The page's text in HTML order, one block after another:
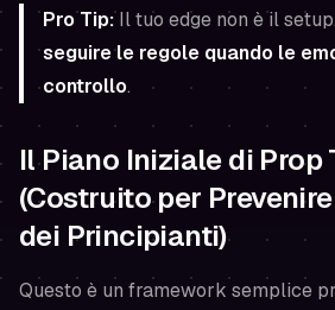
Pro Tip:Il tuo edge non è il
seguire le regole quando le
controllo.
Il Piano Iniziale di Prop
(Costruito per
dei Principianti)
Questo è un framework semplice